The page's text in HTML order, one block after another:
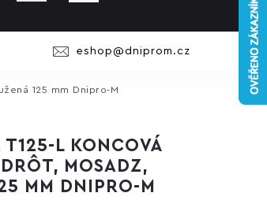
eshop@dniprom.cz
125 mm Dnipro-M
T125-L KONCOVÁ
MOSADZ,
MM DNIPRO-M